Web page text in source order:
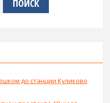
до станции Куликово